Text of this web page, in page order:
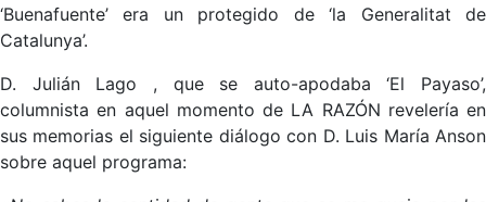
‘Buenafuente’ era un protegido de ‘la Generalitat de
Catalunya’.
D. Julián Lago , que se auto-apodaba ‘El Payaso’,
columnista en aquel momento de LA RAZÓN revelería en
sus memorias el siguiente diálogo con D. Luis María Anson
sobre aquel programa: